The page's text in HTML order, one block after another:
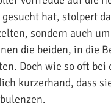
hat, stolpert
sondern auch
die beiden, in die
Doch wie so oft bei
kurzerhand, dass